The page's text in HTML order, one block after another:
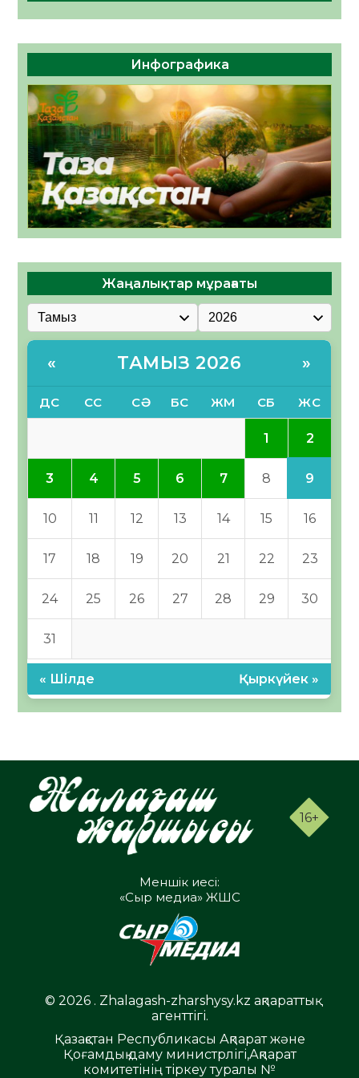
Инфографика
Жаңалықтар мұрағаты
« ТАМЫЗ 2026 »
ДС СС СӘ БС ЖМ СБ ЖС
1 2
3 4 5 6 7 8 9
10 11 12 13 14 15 16
17 18 19 20 21 22 23
24 25 26 27 28 29 30
31
« Шілде Қыркүйек »
16+
Меншік иесі:
«Сыр медиа» ЖШС
© 2026 . Zhalagash-zharshysy.kz ақпараттық
агенттігі.
Қазақстан Республикасы Ақпарат және
Қоғамдық даму министрлігі,Ақпарат
комитетінің тіркеу туралы №